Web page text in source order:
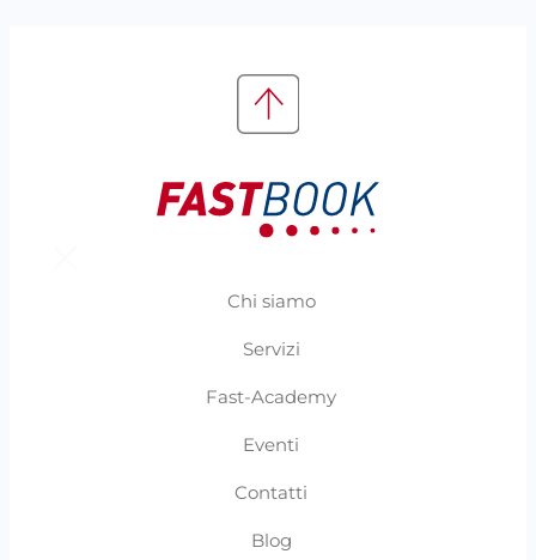
Chi siamo
Servizi
Fast-Academy
Eventi
Contatti
Blog